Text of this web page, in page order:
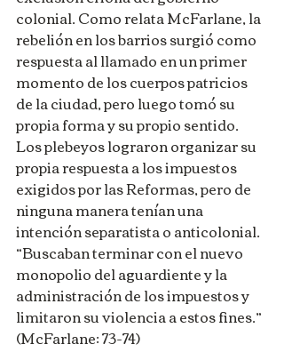
colonial. Como relata McFarlane, la
rebelión en los barrios surgió como
respuesta al llamado en un primer
momento de los cuerpos patricios
de la ciudad, pero luego tomó su
propia forma y su propio sentido.
Los plebeyos lograron organizar su
propia respuesta a los impuestos
exigidos por las Reformas, pero de
ninguna manera tenían una
intención separatista o anticolonial.
“Buscaban terminar con el nuevo
monopolio del aguardiente y la
administración de los impuestos y
limitaron su violencia a estos fines.”
(McFarlane: 73-74)